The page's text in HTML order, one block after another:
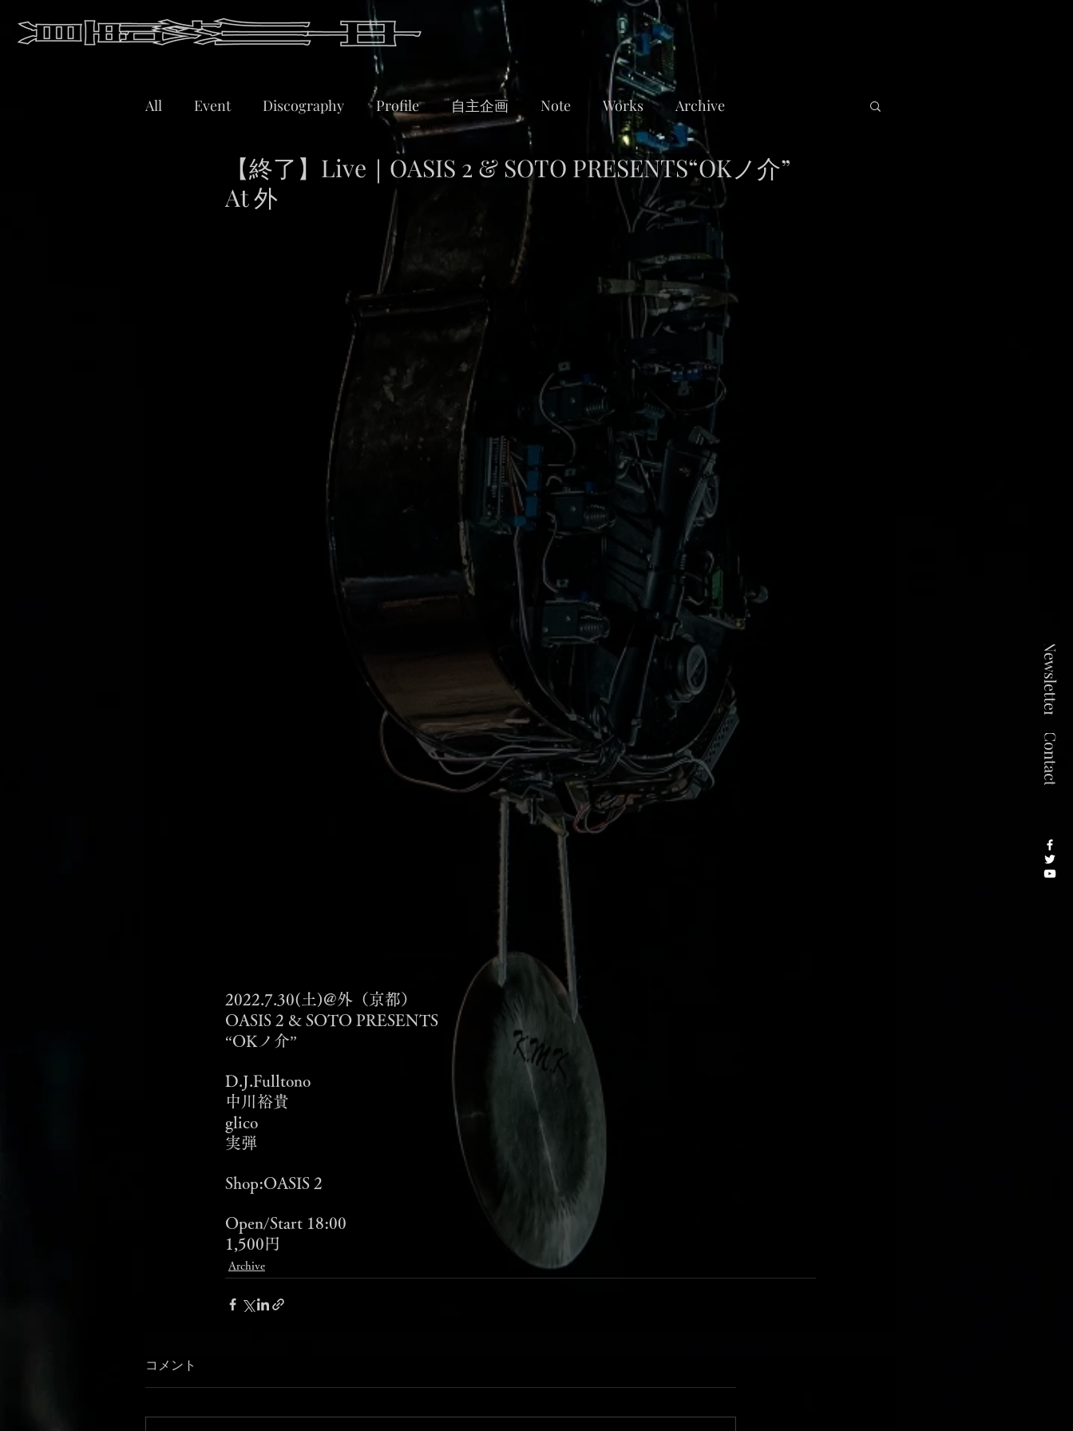
All Event Discography Profile 自主企画 Note Works Archive
【終了】Live｜OASIS 2 & SOTO PRESENTS“OKノ介”
At 外
2022.7.30(土)@外（京都）
OASIS 2 & SOTO PRESENTS
“OKノ介”
D.J.Fulltono
中川裕貴
glico
実弾
Shop:OASIS 2
Open/Start 18:00
1,500円
Archive
コメント